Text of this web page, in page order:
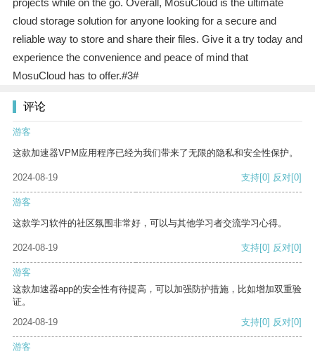
projects while on the go. Overall, MosuCloud is the ultimate
cloud storage solution for anyone looking for a secure and
reliable way to store and share their files. Give it a try today and
experience the convenience and peace of mind that
MosuCloud has to offer.#3#
评论
游客
这款加速器VPM应用程序已经为我们带来了无限的隐私和安全性保护。
2024-08-19 支持[0] 反对[0]
游客
这款学习软件的社区氛围非常好，可以与其他学习者交流学习心得。
2024-08-19 支持[0] 反对[0]
游客
这款加速器app的安全性有待提高，可以加强防护措施，比如增加双重验
证。
2024-08-19
支持[0] 反对[0]
游客